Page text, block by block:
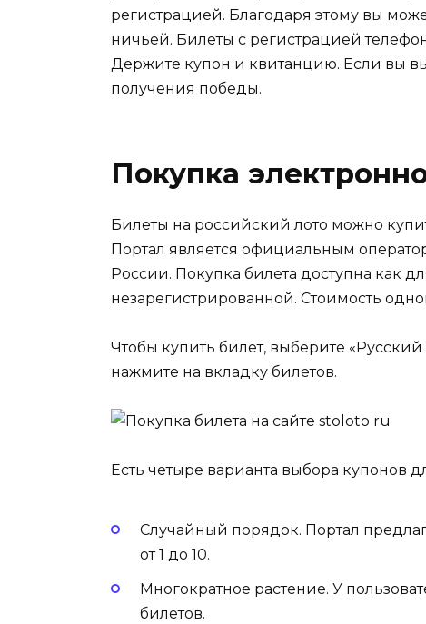
регистрацией. Благодаря этому вы
ничьей. Билеты с регистрацией
Держите купон и квитанцию. Если вы
получения победы.
Покупка
Билеты на российский лото можно
Портал является официальным
России. Покупка билета доступна как
незарегистрированной. Стоимость
Чтобы купить билет, выберите
нажмите на вкладку билетов.
Есть четыре варианта выбора купонов
Случайный порядок. Портал
от 1 до 10.
Многократное растение. У
билетов.